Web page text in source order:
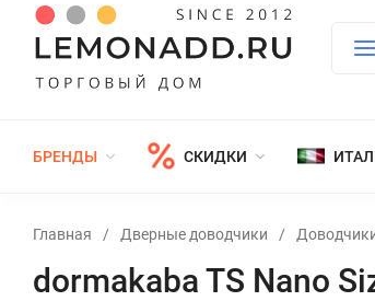
БРЕНДЫ СКИДКИ
Главная / Дверные доводчики /
dormakaba TS Nano